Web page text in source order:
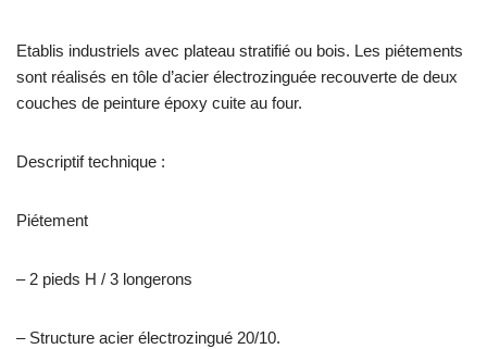
Etablis industriels avec plateau stratifié ou bois. Les piétements
sont réalisés en tôle d’acier électrozinguée recouverte de deux
couches de peinture époxy cuite au four.
Descriptif technique :
Piétement
– 2 pieds H / 3 longerons
– Structure acier électrozingué 20/10.